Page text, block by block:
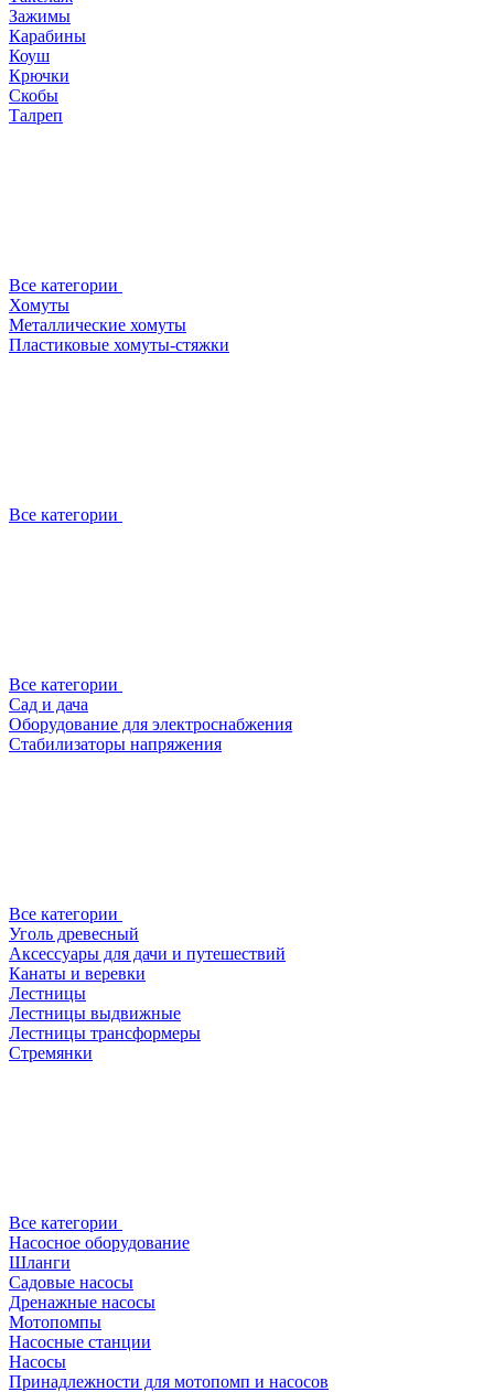
Зажимы
Карабины
Коуш
Крючки
Скобы
Талреп
Все категории
Хомуты
Металлические хомуты
Пластиковые хомуты-стяжки
Все категории
Все категории
Сад и дача
Оборудование для электроснабжения
Стабилизаторы напряжения
Все категории
Уголь древесный
Аксессуары для дачи и путешествий
Канаты и веревки
Лестницы
Лестницы выдвижные
Лестницы трансформеры
Стремянки
Все категории
Насосное оборудование
Шланги
Садовые насосы
Дренажные насосы
Мотопомпы
Насосные станции
Насосы
Принадлежности для мотопомп и насосов